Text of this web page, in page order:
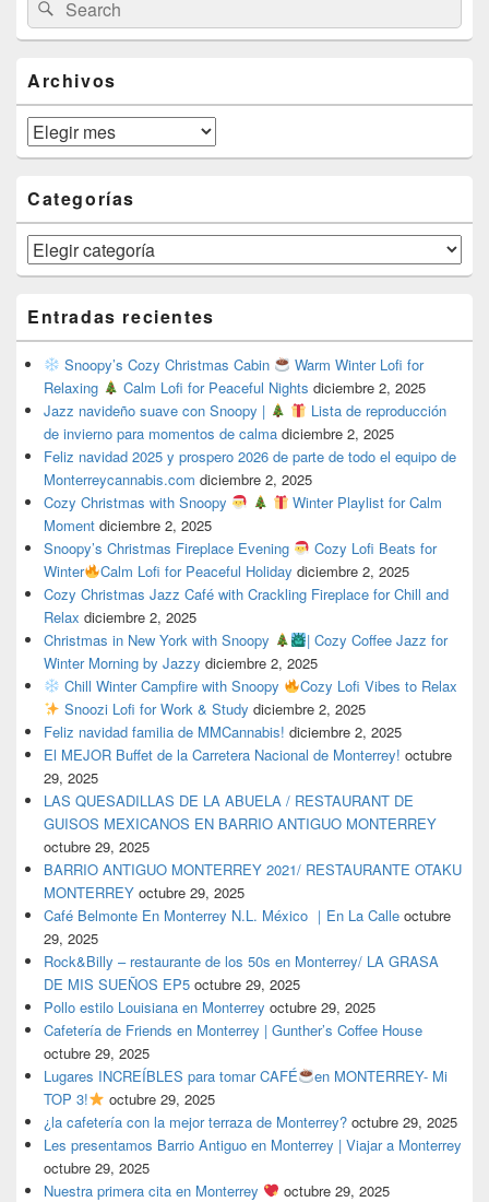
Sidebar
Widget
Area
for:
Archivos
Archivos
Categorías
Categorías
Entradas recientes
Snoopy’s Cozy Christmas Cabin
Warm Winter Lofi for
Relaxing
Calm Lofi for Peaceful Nights diciembre 2, 2025
Jazz navideño suave con Snoopy |
Lista de reproducción
de invierno para momentos de calma diciembre 2, 2025
Feliz navidad 2025 y prospero 2026 de parte de todo el equipo de
Monterreycannabis.com diciembre 2, 2025
Cozy Christmas with Snoopy
Winter Playlist for Calm
Moment diciembre 2, 2025
Snoopy’s Christmas Fireplace Evening
Cozy Lofi Beats for
Winter
Calm Lofi for Peaceful Holiday diciembre 2, 2025
Cozy Christmas Jazz Café with Crackling Fireplace for Chill and
Relax diciembre 2, 2025
Christmas in New York with Snoopy
| Cozy Coffee Jazz for
Winter Morning by Jazzy diciembre 2, 2025
Chill Winter Campfire with Snoopy
Cozy Lofi Vibes to Relax
Snoozi Lofi for Work & Study diciembre 2, 2025
Feliz navidad familia de MMCannabis! diciembre 2, 2025
El MEJOR Buffet de la Carretera Nacional de Monterrey! octubre
29, 2025
LAS QUESADILLAS DE LA ABUELA / RESTAURANT DE
GUISOS MEXICANOS EN BARRIO ANTIGUO MONTERREY
octubre 29, 2025
BARRIO ANTIGUO MONTERREY 2021/ RESTAURANTE OTAKU
MONTERREY octubre 29, 2025
Café Belmonte En Monterrey N.L. México ｜En La Calle octubre
29, 2025
Rock&Billy – restaurante de los 50s en Monterrey/ LA GRASA
DE MIS SUEÑOS EP5 octubre 29, 2025
Pollo estilo Louisiana en Monterrey octubre 29, 2025
Cafetería de Friends en Monterrey | Gunther’s Coffee House
octubre 29, 2025
Lugares INCREÍBLES para tomar CAFÉ
en MONTERREY- Mi
TOP 3!
octubre 29, 2025
¿la cafetería con la mejor terraza de Monterrey? octubre 29, 2025
Les presentamos Barrio Antiguo en Monterrey | Viajar a Monterrey
octubre 29, 2025
Nuestra primera cita en Monterrey
octubre 29, 2025